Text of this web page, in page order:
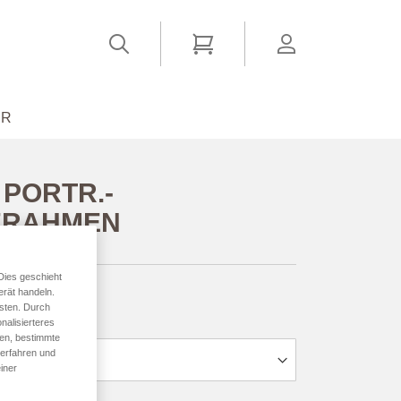
Mein Warenkorb
ab
geschieht
handeln.
Durch
bestimmte
und